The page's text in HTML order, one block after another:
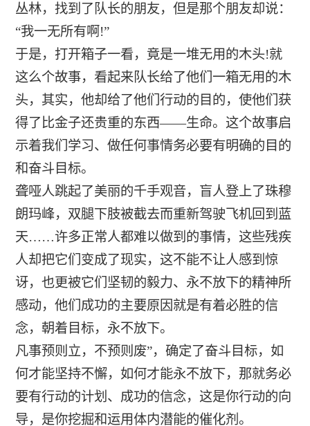
丛林，找到了队长的朋友，但是那个朋友却说：
“我一无所有啊!”
于是，打开箱子一看，竟是一堆无用的木头!就
这么个故事，看起来队长给了他们一箱无用的木
头，其实，他却给了他们行动的目的，使他们获
得了比金子还贵重的东西——生命。这个故事启
示着我们学习、做任何事情务必要有明确的目的
和奋斗目标。
聋哑人跳起了美丽的千手观音，盲人登上了珠穆
朗玛峰，双腿下肢被截去而重新驾驶飞机回到蓝
天……许多正常人都难以做到的事情，这些残疾
人却把它们变成了现实，这不能不让人感到惊
讶，也更被它们坚韧的毅力、永不放下的精神所
感动，他们成功的主要原因就是有着必胜的信
念，朝着目标，永不放下。
凡事预则立，不预则废”，确定了奋斗目标，如
何才能坚持不懈，如何才能永不放下，那就务必
要有行动的计划、成功的信念，这是你行动的向
导，是你挖掘和运用体内潜能的催化剂。